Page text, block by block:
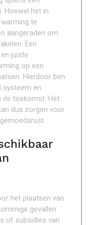
Hoewel het in
te
aangeraden om
Een
juiste
op een
Hierdoor ben
systeem en
de toekomst. Het
dus zorgen voor
het plaatsen van
gevallen
of subsidies van